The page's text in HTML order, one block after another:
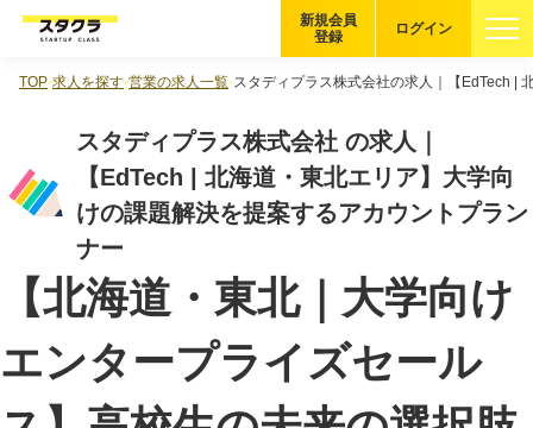
企業を探す
適性診断
スタクラが選ばれる理由
スタートアップ厳選の仕組み
紹介する企業について
ログイン
新規会員
登録
TOP 求人を探す 営業の求人一覧 スタディプラス株式会社の求人｜【EdTech |
スタディプラス株式会社 の求人｜
【EdTech | 北海道・東北エリア】大学向
けの課題解決を提案するアカウントプラン
ナー
【北海道・東北｜大学向け
エンタープライズセール